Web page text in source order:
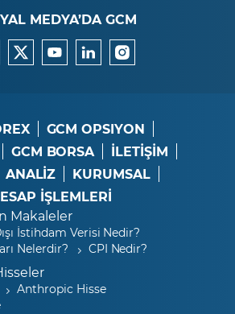
MEDYA’DA GCM
GCM OPSIYON
GCM BORSA
İLETİŞİM
ANALİZ
KURUMSAL
İŞLEMLERİ
Makaleler
İstihdam Verisi Nedir?
Nelerdir?
CPI Nedir?
Anthropic Hisse